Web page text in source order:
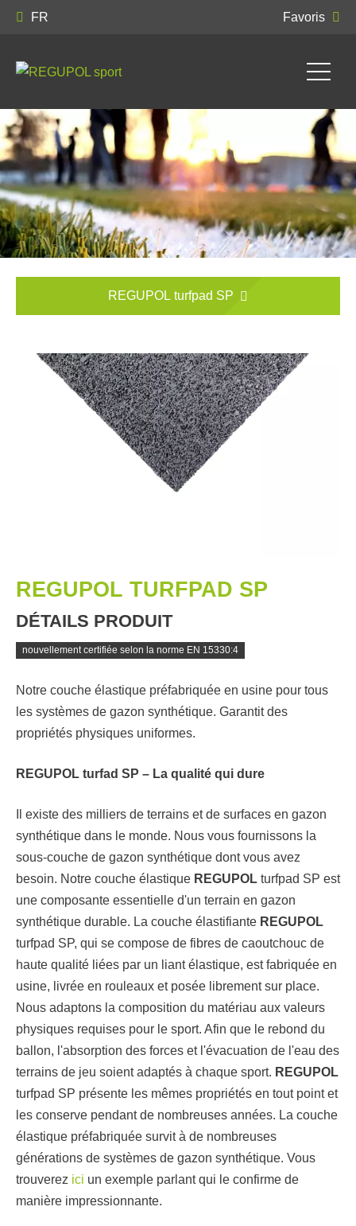
FR Favoris
REGUPOL turfpad SP
REGUPOL TURFPAD SP
DÉTAILS PRODUIT
nouvellement certifiée selon la norme EN 15330:4
Notre couche élastique préfabriquée en usine pour tous
les systèmes de gazon synthétique. Garantit des
propriétés physiques uniformes.
REGUPOL turfad SP – La qualité qui dure
Il existe des milliers de terrains et de surfaces en gazon
synthétique dans le monde. Nous vous fournissons la
sous-couche de gazon synthétique dont vous avez
besoin. Notre couche élastique REGUPOL turfpad SP est
une composante essentielle d'un terrain en gazon
synthétique durable. La couche élastifiante REGUPOL
turfpad SP, qui se compose de fibres de caoutchouc de
haute qualité liées par un liant élastique, est fabriquée en
usine, livrée en rouleaux et posée librement sur place.
Nous adaptons la composition du matériau aux valeurs
physiques requises pour le sport. Afin que le rebond du
ballon, l'absorption des forces et l'évacuation de l'eau des
terrains de jeu soient adaptés à chaque sport. REGUPOL
turfpad SP présente les mêmes propriétés en tout point et
les conserve pendant de nombreuses années. La couche
élastique préfabriquée survit à de nombreuses
générations de systèmes de gazon synthétique. Vous
trouverez ici un exemple parlant qui le confirme de
manière impressionnante.